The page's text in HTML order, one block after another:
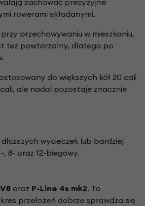
rowerami składanymi.
przechowywaniu w mieszkaniu,
też powtarzalny, dlatego po
do większych kół 20 cali
cali, ale nadal pozostaje znacznie
wycieczek lub bardziej
8- oraz 12-biegowy.
oraz P-Line 4s mk2. To
przełożeń dobrze sprawdza się